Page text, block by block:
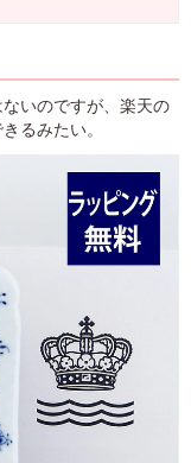
いのですが、楽天の
るみたい。